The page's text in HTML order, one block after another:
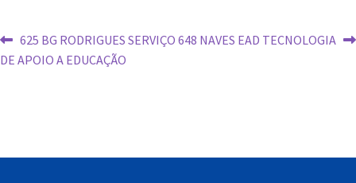
625 BG RODRIGUES SERVIÇO
DE APOIO A EDUCAÇÃO
648 NAVES EAD TECNOLOGIA